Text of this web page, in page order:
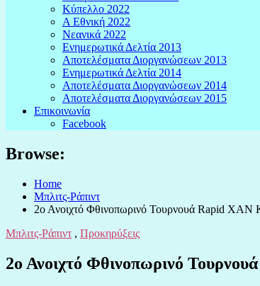
Κύπελλο 2022
Α Εθνική 2022
Νεανικά 2022
Ενημερωτικά Δελτία 2013
Αποτελέσματα Διοργανώσεων 2013
Ενημερωτικά Δελτία 2014
Αποτελέσματα Διοργανώσεων 2014
Αποτελέσματα Διοργανώσεων 2015
Επικοινωνία
Facebook
Browse:
Home
Μπλιτς-Ράπιντ
2ο Ανοιχτό Φθινοπωρινό Τουρνουά Rapid ΧΑΝ
Μπλιτς-Ράπιντ , Προκηρύξεις
2ο Ανοιχτό Φθινοπωρινό